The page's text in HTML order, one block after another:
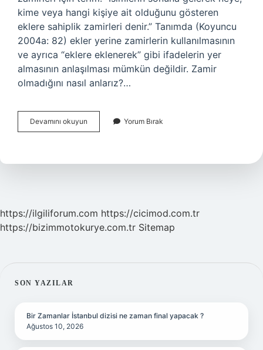
kime veya hangi kişiye ait olduğunu gösteren
eklere sahiplik zamirleri denir.” Tanımda (Koyuncu
2004a: 82) ekler yerine zamirlerin kullanılmasının
ve ayrıca “eklere eklenerek” gibi ifadelerin yer
almasının anlaşılması mümkün değildir. Zamir
olmadığını nasıl anlarız?…
Devamını okuyun
Hangi
Yorum Bırak
https://ilgiliforum.com https://cicimod.com.tr
https://bizimmotokurye.com.tr Sitemap
SIDEBAR
SON YAZILAR
Bir Zamanlar İstanbul dizisi ne zaman final yapacak ?
Ağustos 10, 2026